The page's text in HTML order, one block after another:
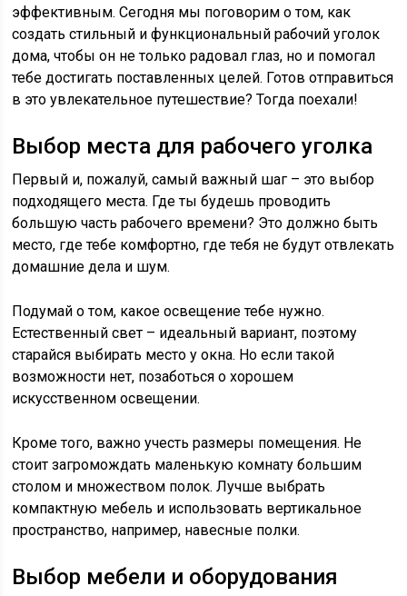
эффективным. Сегодня мы поговорим о том, как
создать стильный и функциональный рабочий уголок
дома, чтобы он не только радовал глаз, но и помогал
тебе достигать поставленных целей. Готов отправиться
в это увлекательное путешествие? Тогда поехали!
Выбор места для рабочего уголка
Первый и, пожалуй, самый важный шаг – это выбор
подходящего места. Где ты будешь проводить
большую часть рабочего времени? Это должно быть
место, где тебе комфортно, где тебя не будут отвлекать
домашние дела и шум.
Подумай о том, какое освещение тебе нужно.
Естественный свет – идеальный вариант, поэтому
старайся выбирать место у окна. Но если такой
возможности нет, позаботься о хорошем
искусственном освещении.
Кроме того, важно учесть размеры помещения. Не
стоит загромождать маленькую комнату большим
столом и множеством полок. Лучше выбрать
компактную мебель и использовать вертикальное
пространство, например, навесные полки.
Выбор мебели и оборудования